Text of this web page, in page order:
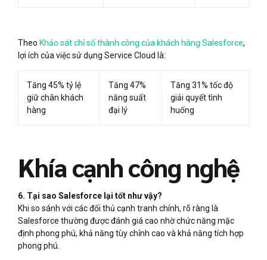
Theo Khảo sát chỉ số thành công của khách hàng Salesforce,
lợi ích của việc sử dụng Service Cloud là:
Tăng 45% tỷ lệ
giữ chân khách
hàng
Tăng 47%
năng suất
đại lý
Tăng 31% tốc độ
giải quyết tình
huống
Khía cạnh công nghệ
6. Tại sao Salesforce lại tốt như vậy?
Khi so sánh với các đối thủ cạnh tranh chính, rõ ràng là
Salesforce thường được đánh giá cao nhờ chức năng mặc
định phong phú, khả năng tùy chỉnh cao và khả năng tích hợp
phong phú.